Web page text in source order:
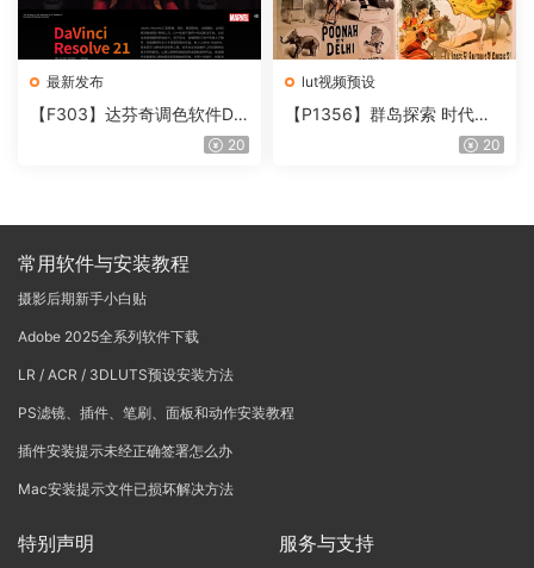
最新发布
【F303】达芬奇调色软件Da
Vinci Resolve Studio21.0.320
lut视频预设
【P1356】群岛探索 时代马
戏团 – QUEST 60 调色预设A
20
常用软件与安装教程
摄影后期新手小白贴
Adobe 2025全系列软件下载
LR / ACR / 3DLUTS预设安装方法
PS滤镜、插件、笔刷、面板和动作安装教程
插件安装提示未经正确签署怎么办
Mac安装提示文件已损坏解决方法
特别声明 服务与支持